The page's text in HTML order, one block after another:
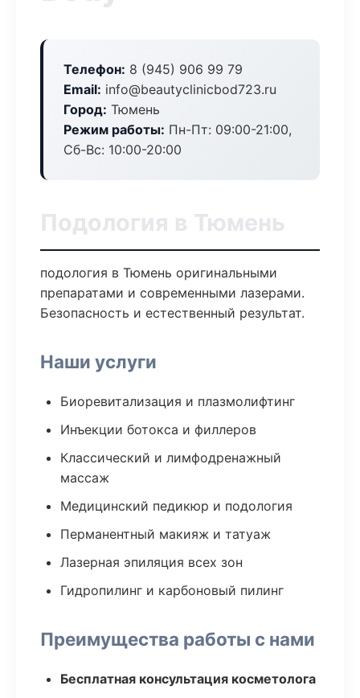
Телефон: 8 (945) 906 99 79
Email: info@beautyclinicbod723.ru
Город: Тюмень
Режим работы: Пн-Пт: 09:00-21:00,
Сб-Вс: 10:00-20:00
Подология в Тюмень
подология в Тюмень оригинальными
препаратами и современными лазерами.
Безопасность и естественный результат.
Наши услуги
Биоревитализация и плазмолифтинг
Инъекции ботокса и филлеров
Классический и лимфодренажный
массаж
Медицинский педикюр и подология
Перманентный макияж и татуаж
Лазерная эпиляция всех зон
Гидропилинг и карбоновый пилинг
Преимущества работы с нами
Бесплатная консультация косметолога